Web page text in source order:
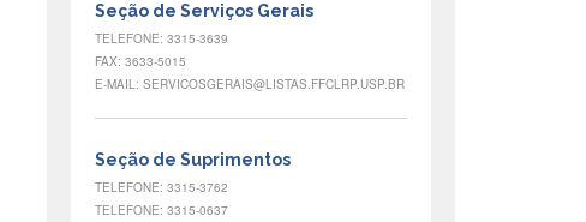
Seção de Serviços Gerais
TELEFONE: 3315-3639
FAX: 3633-5015
E-MAIL: SERVICOSGERAIS@LISTAS.FFCLRP.USP.BR
Seção de Suprimentos
TELEFONE: 3315-3762
TELEFONE: 3315-0637